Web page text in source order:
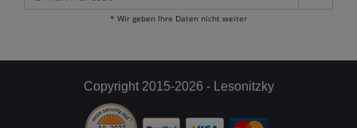
Mail
Adresse
* Wir geben Ihre Daten nicht weiter
Copyright 2015-2026 - Lesonitzky